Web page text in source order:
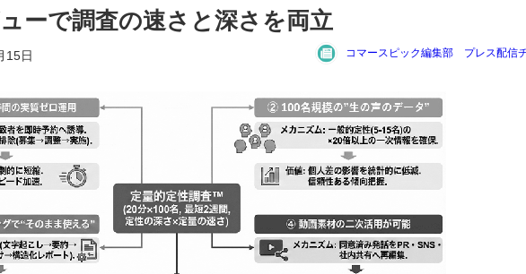
ーで調査の速さと深さを両立
15日 コマースピック編集部 プレス配信